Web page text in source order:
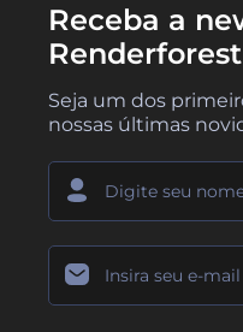
Receba a
Renderforest
Seja um dos
nossas últimas